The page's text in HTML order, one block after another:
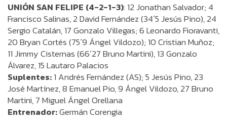
UNIÓN SAN FELIPE (4-2-1-3): 12 Jonathan Salvador; 4
Francisco Salinas, 2 David Fernández (34´5 Jesús Pino), 24
Sergio Catalán, 17 Gonzalo Villegas; 6 Leonardo Fioravanti,
20 Bryan Cortés (75´9 Ángel Vildozo); 10 Cristian Muñoz;
11 Jimmy Cisternas (66´27 Bruno Martini), 13 Gonzalo
Álvarez, 15 Lautaro Palacios
Suplentes: 1 Andrés Fernández (AS); 5 Jesús Pino, 23
José Martínez, 8 Emanuel Pio, 9 Ángel Vildozo, 27 Bruno
Martini, 7 Miguel Ángel Orellana
Entrenador:Germán Corengia